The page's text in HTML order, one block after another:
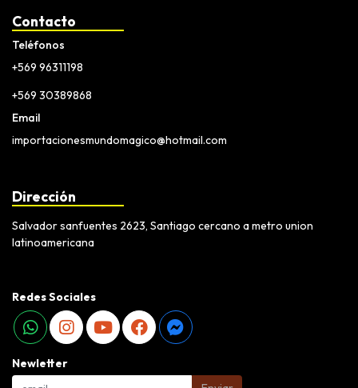
Contacto
Teléfonos
+569 96311198
+569 30389868
Email
importacionesmundomagico@hotmail.com
Dirección
Salvador sanfuentes 2623, Santiago cercano a metro union
latinoamericana
Redes Sociales
Newletter